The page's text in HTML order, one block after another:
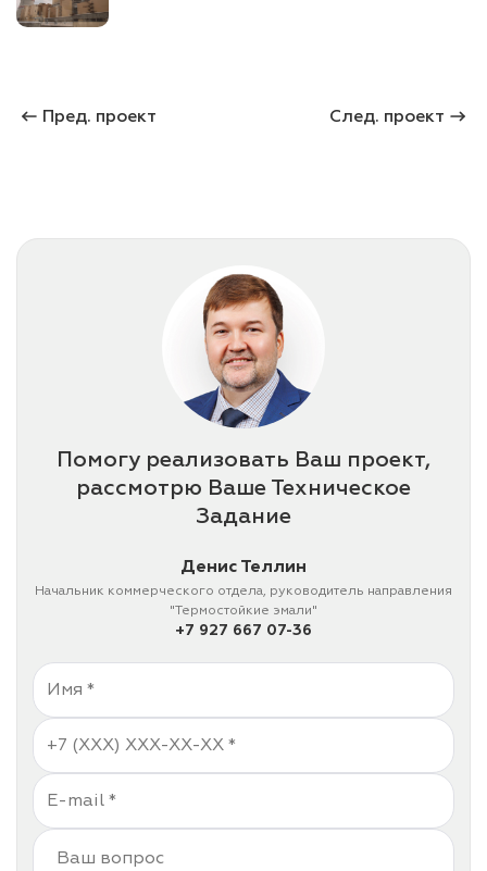
Пред. проект След. проект
Помогу реализовать Ваш проект,
рассмотрю Ваше Техническое
Задание
Денис Теллин
Начальник коммерческого отдела, руководитель направления
"Термостойкие эмали"
+7 927 667 07-36